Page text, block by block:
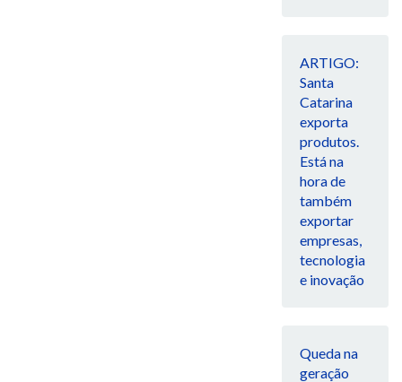
ARTIGO:
Santa
Catarina
exporta
produtos.
Está na
hora de
também
exportar
empresas,
tecnologia
e inovação
Queda na
geração